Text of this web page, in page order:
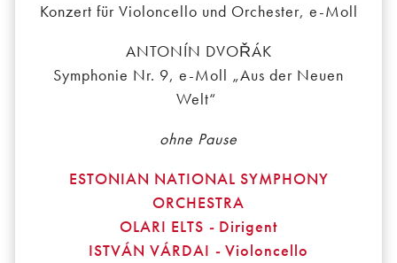
Konzert für Violoncello und Orchester, e-Moll
ANTONÍN DVOŘÁK
Symphonie Nr. 9, e-Moll „Aus der Neuen
Welt“
ohne Pause
ESTONIAN NATIONAL SYMPHONY
ORCHESTRA
OLARI ELTS - Dirigent
ISTVÁN VÁRDAI - Violoncello